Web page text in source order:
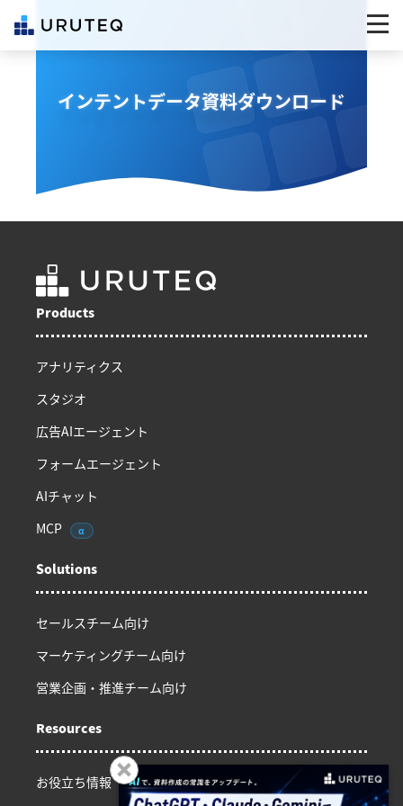
インテントデータ資料ダウンロード
Products
アナリティクス
スタジオ
広告AIエージェント
フォームエージェント
AIチャット
MCP
α
Solutions
セールスチーム向け
マーケティングチーム向け
営業企画・推進チーム向け
Resources
お役立ち情報